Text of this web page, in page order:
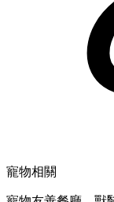
寵物相關